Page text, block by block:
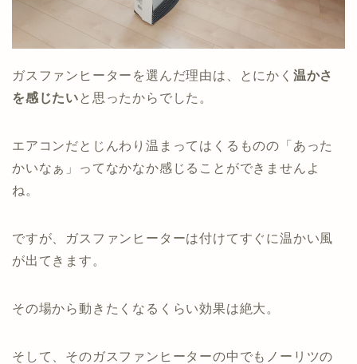
ガスファンヒーターを選んだ理由は、とにかく 温かさ
を感じたいと思ったからでした。
エアコンだとじんわり温まってはくるものの「あった
かいなぁ」ってなかなか感じることができませんよ
ね。
ですが、ガスファンヒーターは付けてすぐに温かい風
が出てきます。
その場から動きたくなるくらい効果は絶大。
そして、そのガスファンヒーターの中でもノーリツの